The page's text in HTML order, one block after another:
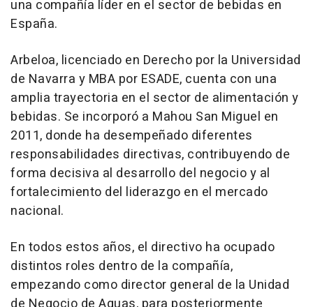
una compañía líder en el sector de bebidas en
España.
Arbeloa, licenciado en Derecho por la Universidad
de Navarra y MBA por ESADE, cuenta con una
amplia trayectoria en el sector de alimentación y
bebidas. Se incorporó a Mahou San Miguel en
2011, donde ha desempeñado diferentes
responsabilidades directivas, contribuyendo de
forma decisiva al desarrollo del negocio y al
fortalecimiento del liderazgo en el mercado
nacional.
En todos estos años, el directivo ha ocupado
distintos roles dentro de la compañía,
empezando como director general de la Unidad